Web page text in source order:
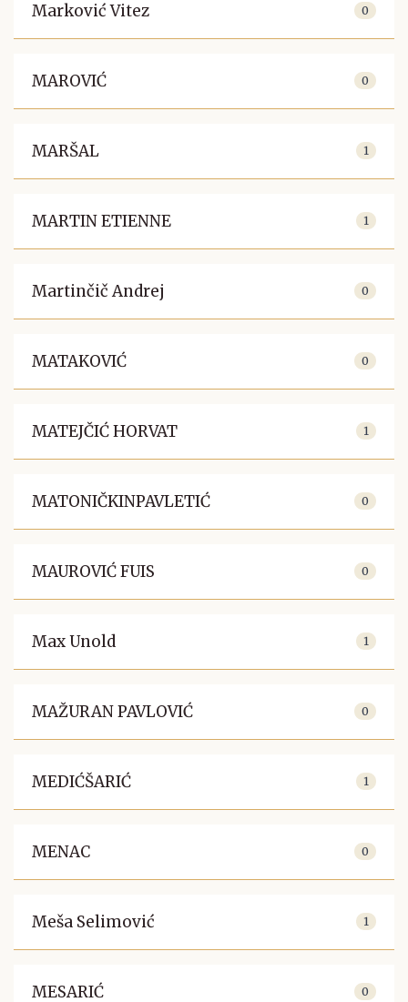
Marković Vitez 0
MAROVIĆ 0
MARŠAL 1
MARTIN ETIENNE 1
Martinčič Andrej 0
MATAKOVIĆ 0
MATEJČIĆ HORVAT 1
MATONIČKINPAVLETIĆ 0
MAUROVIĆ FUIS 0
Max Unold 1
MAŽURAN PAVLOVIĆ 0
MEDIĆŠARIĆ 1
MENAC 0
Meša Selimović 1
MESARIĆ 0